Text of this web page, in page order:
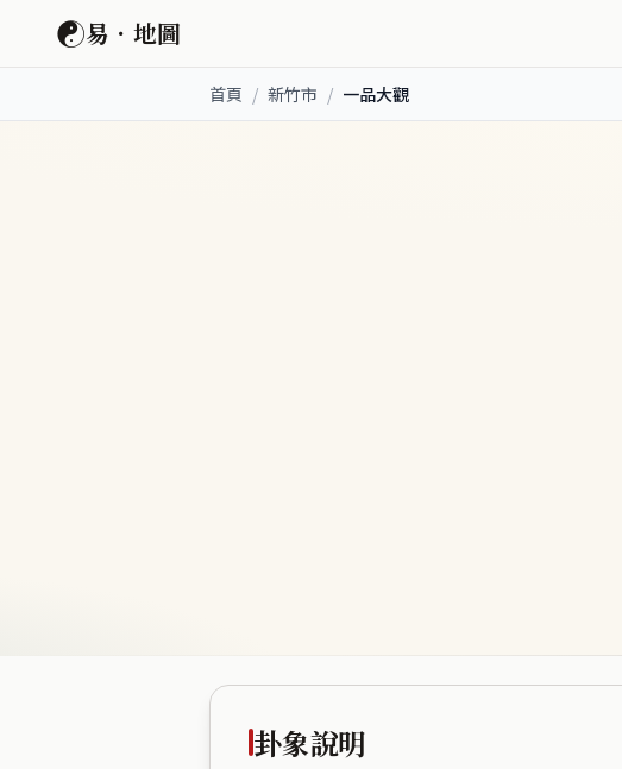
☯易．地圖
首頁 / 新竹市 / 一品大觀
卦象說明